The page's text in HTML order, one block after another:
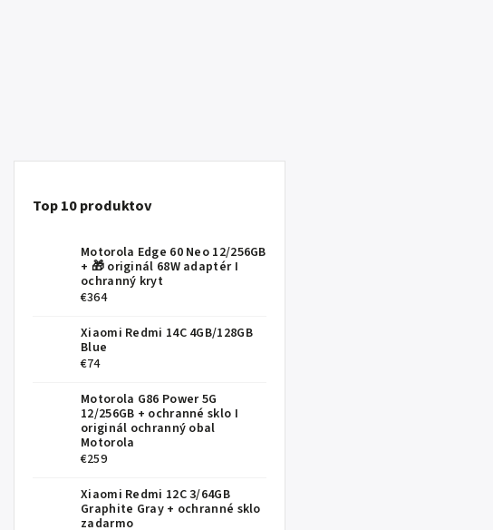
Top 10 produktov
Motorola Edge 60 Neo 12/256GB
+ 🎁 originál 68W adaptér I
ochranný kryt
€364
Xiaomi Redmi 14C 4GB/128GB
Blue
€74
Motorola G86 Power 5G
12/256GB + ochranné sklo I
originál ochranný obal
Motorola
€259
Xiaomi Redmi 12C 3/64GB
Graphite Gray + ochranné sklo
zadarmo